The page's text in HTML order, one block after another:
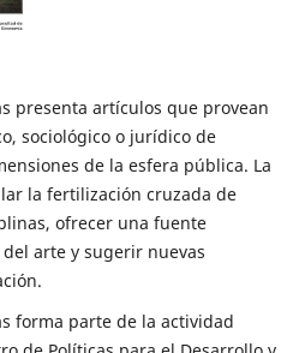
presenta artículos que provean
sociológico o jurídico de
de la esfera pública. La
la fertilización cruzada de
ofrecer una fuente
arte y sugerir nuevas
forma parte de la actividad